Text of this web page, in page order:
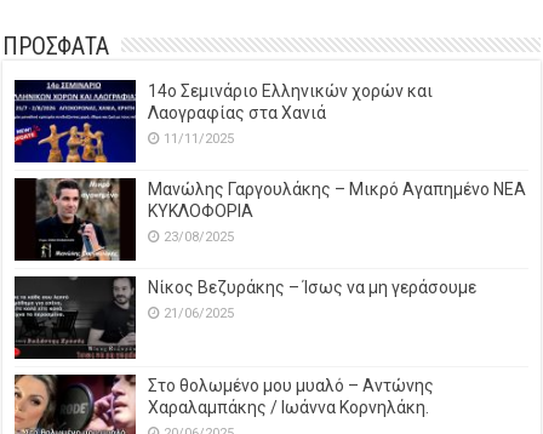
ΠΡΟΣΦΑΤΑ
14o Σεμινάριο Ελληνικών χορών και
Λαογραφίας στα Χανιά
11/11/2025
Μανώλης Γαργουλάκης – Μικρό Αγαπημένο NEΑ
ΚΥΚΛΟΦΟΡΙΑ
23/08/2025
Νίκος Βεζυράκης – Ίσως να μη γεράσουμε
21/06/2025
Στο θολωμένο μου μυαλό – Αντώνης
Χαραλαμπάκης / Ιωάννα Κορνηλάκη.